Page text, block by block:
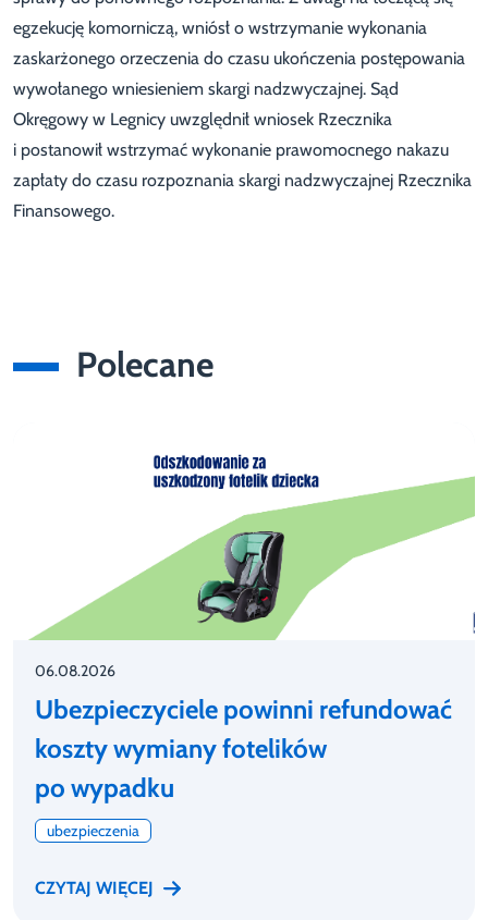
egzekucję komorniczą, wniósł o wstrzymanie wykonania
zaskarżonego orzeczenia do czasu ukończenia postępowania
wywołanego wniesieniem skargi nadzwyczajnej. Sąd
Okręgowy w Legnicy uwzględnił wniosek Rzecznika
i postanowił wstrzymać wykonanie prawomocnego nakazu
zapłaty do czasu rozpoznania skargi nadzwyczajnej Rzecznika
Finansowego.
Polecane
06.08.2026
Ubezpieczyciele powinni refundować
koszty wymiany fotelików
po wypadku
ubezpieczenia
CZYTAJ WIĘCEJ